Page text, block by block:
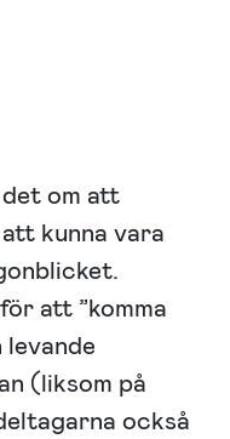
om att
kunna vara
att ”komma
(liksom på
också